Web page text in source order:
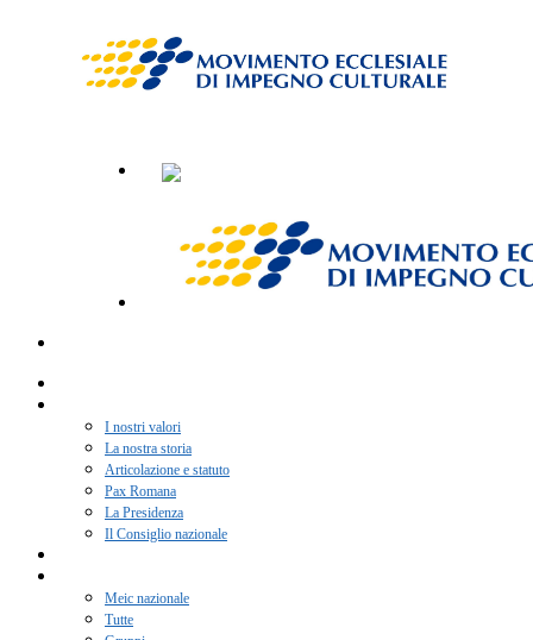
I nostri valori
La nostra storia
Articolazione e statuto
Pax Romana
La Presidenza
Il Consiglio nazionale
Meic nazionale
Tutte